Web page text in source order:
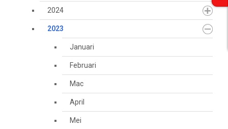
2024
2023
Januari
Februari
Mac
April
Mei